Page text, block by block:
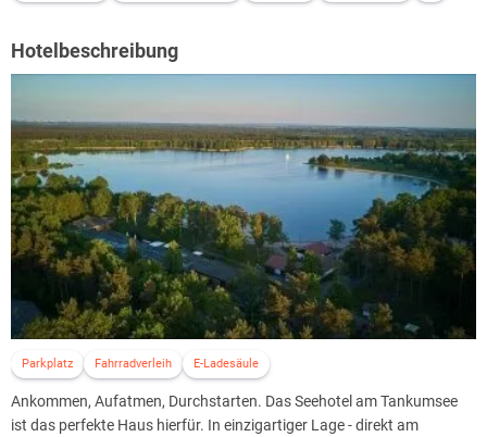
Hotelbeschreibung
Parkplatz Fahrradverleih E-Ladesäule
Ankommen, Aufatmen, Durchstarten. Das Seehotel am Tankumsee
ist das perfekte Haus hierfür. In einzigartiger Lage - direkt am